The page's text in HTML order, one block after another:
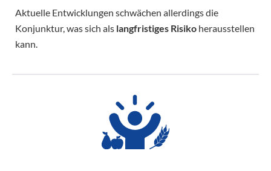
Aktuelle Entwicklungen schwächen allerdings die
Konjunktur, was sich als langfristiges Risiko herausstellen
kann.